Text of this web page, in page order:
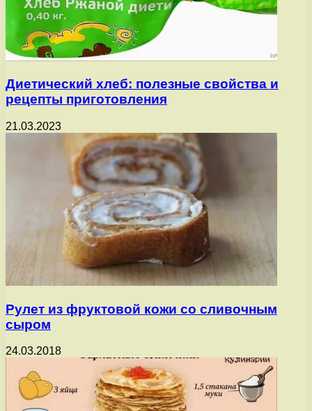
Диетический хлеб: полезные свойства и
рецепты приготовления
21.03.2023
Рулет из фруктовой кожи со сливочным
сыром
24.03.2018